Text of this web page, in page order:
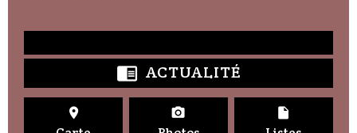
 ACTUALITÉ
  